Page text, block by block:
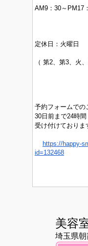
AM9：30～PM17
定休日： 火曜日
（ 第2、第3、火、
予約フォームでの
30日前まで24時間
受け付けておりま
https://happy-
id=132468
美容
埼玉県朝